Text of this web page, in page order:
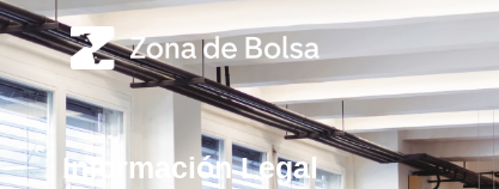
Información Legal